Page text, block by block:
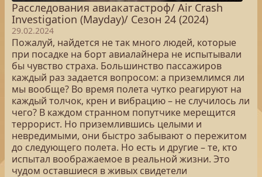
Расследования авиакатастроф/ Air Crash
Investigation (Mayday)/ Сезон 24 (2024)
29.02.2024
Пожалуй, найдется не так много людей, которые
при посадке на борт авиалайнера не испытывали
бы чувство страха. Большинство пассажиров
каждый раз задается вопросом: а приземлимся ли
мы вообще? Во время полета чутко реагируют на
каждый толчок, крен и вибрацию – не случилось ли
чего? В каждом странном попутчике мерещится
террорист. Но приземлившись целыми и
невредимыми, они быстро забывают о пережитом
до следующего полета. Но есть и другие – те, кто
испытал воображаемое в реальной жизни. Это
чудом оставшиеся в живых свидетели